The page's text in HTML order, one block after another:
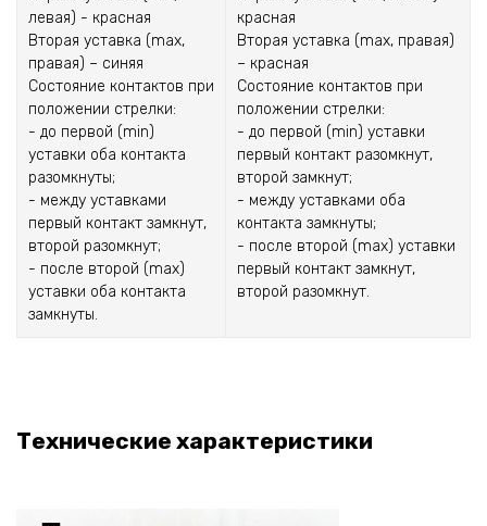
левая) - красная
Вторая уставка (max,
правая) – синяя
Состояние контактов при
положении стрелки:
- до первой (min)
уставки оба контакта
разомкнуты;
- между уставками
первый контакт замкнут,
второй разомкнут;
- после второй (max)
уставки оба контакта
замкнуты.
красная
Вторая уставка (max, правая)
– красная
Состояние контактов при
положении стрелки:
- до первой (min) уставки
первый контакт разомкнут,
второй замкнут;
- между уставками оба
контакта замкнуты;
- после второй (max) уставки
первый контакт замкнут,
второй разомкнут.
Технические характеристики